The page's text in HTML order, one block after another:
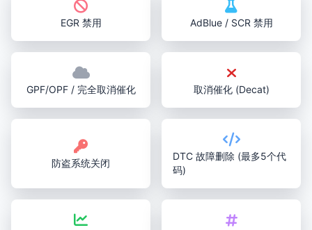
EGR 禁用 AdBlue / SCR 禁用
GPF/OPF / 完全取消催化 取消催化 (Decat)
防盗系统关闭
DTC 故障删除 (最多5个代
码)